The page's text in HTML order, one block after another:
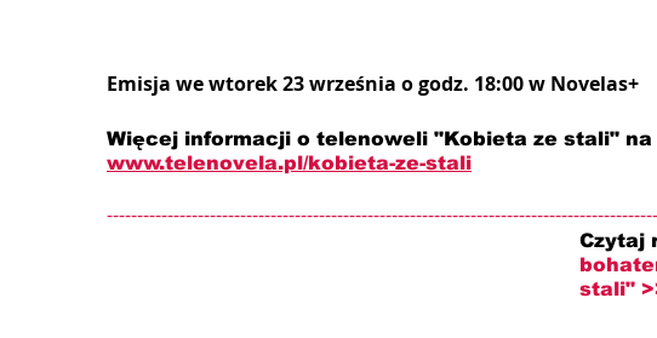
Emisja we wtorek 23 września o godz. 18:00 w Novelas+
Więcej informacji o telenoweli "Kobieta ze stali"
www.telenovela.pl/kobieta-ze-stali
Czytaj
stali"